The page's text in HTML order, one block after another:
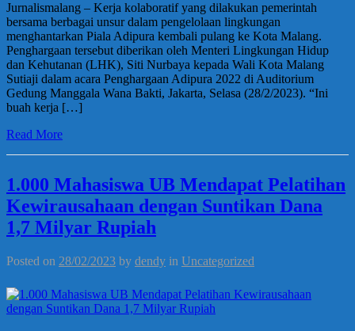
Jurnalismalang – Kerja kolaboratif yang dilakukan pemerintah
bersama berbagai unsur dalam pengelolaan lingkungan
menghantarkan Piala Adipura kembali pulang ke Kota Malang.
Penghargaan tersebut diberikan oleh Menteri Lingkungan Hidup
dan Kehutanan (LHK), Siti Nurbaya kepada Wali Kota Malang
Sutiaji dalam acara Penghargaan Adipura 2022 di Auditorium
Gedung Manggala Wana Bakti, Jakarta, Selasa (28/2/2023). “Ini
buah kerja […]
Read More
1.000 Mahasiswa UB Mendapat Pelatihan
Kewirausahaan dengan Suntikan Dana
1,7 Milyar Rupiah
Posted on 28/02/2023 by dendy in Uncategorized